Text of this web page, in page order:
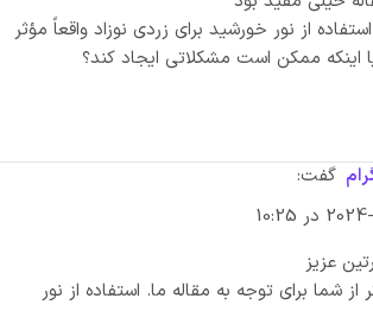
استفاده از نور خورشید برای زردی نوزاد واقعاً مؤثر
اینکه ممکن است مشکلاتی ایجاد کند؟
گفت:
در 10:25
عزیز
از شما برای توجه به مقاله ما. استفاده از نور